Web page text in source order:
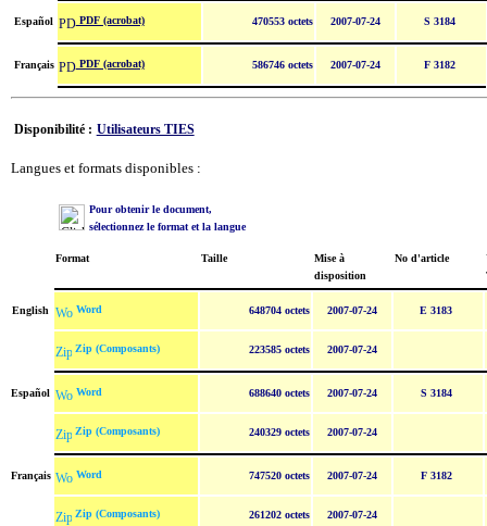
Español PDF (acrobat) 470553 octets 2007-07-24 S 3184
Français PDF (acrobat) 586746 octets 2007-07-24 F 3182
Disponibilité : Utilisateurs TIES
Langues et formats disponibles :
Pour obtenir le document,
sélectionnez le format et la langue
Format Taille
Mise à
disposition
No d'article
English Word 648704 octets 2007-07-24 E 3183
Zip (Composants) 223585 octets 2007-07-24
Español Word 688640 octets 2007-07-24 S 3184
Zip (Composants) 240329 octets 2007-07-24
Français Word 747520 octets 2007-07-24 F 3182
Zip (Composants) 261202 octets 2007-07-24